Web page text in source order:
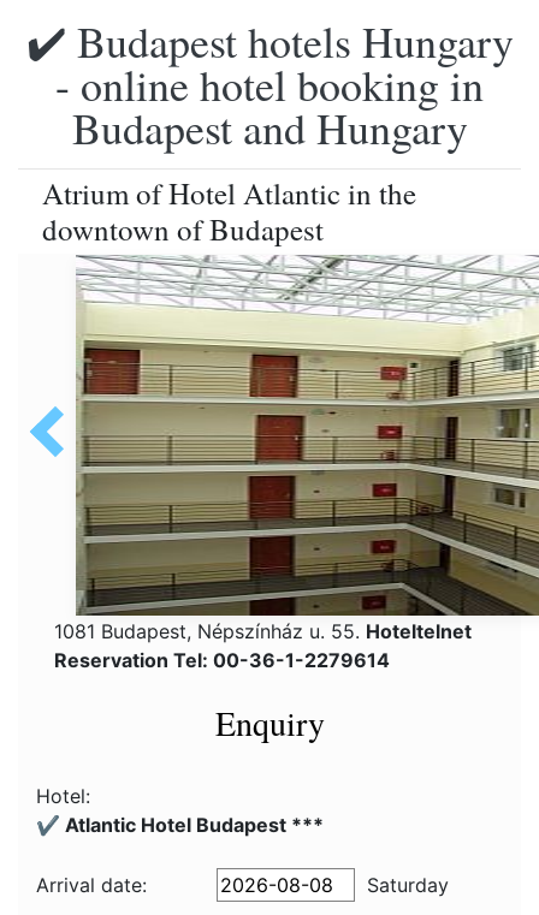
✔️ Budapest hotels Hungary
- online hotel booking in
Budapest and Hungary
Atrium of Hotel Atlantic in the
downtown of Budapest
1081 Budapest, Népszínház u. 55. Hoteltelnet
Reservation Tel: 00-36-1-2279614
Enquiry
Hotel:
✔️ Atlantic Hotel Budapest ***
Arrival date: Saturday